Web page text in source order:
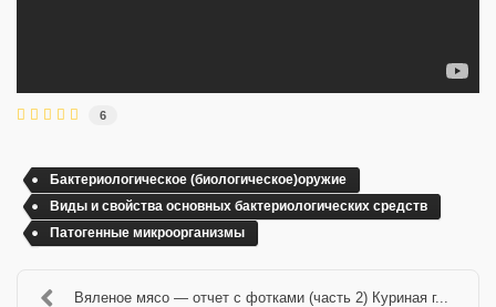
6
Бактериологическое (биологическое)оружие
Виды и свойства основных бактериологических средств
Патогенные микроорганизмы
Вяленое мясо — отчет с фотками (часть 2) Куриная г...